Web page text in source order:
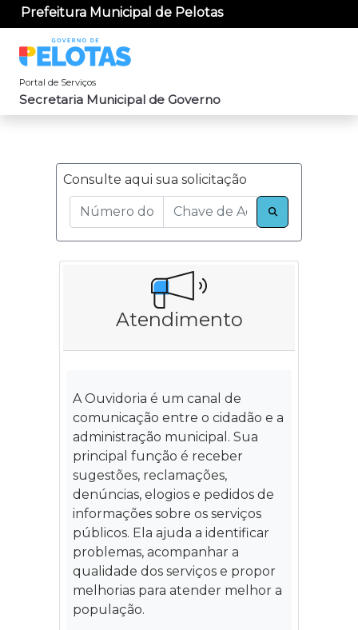
Prefeitura Municipal de Pelotas
Portal de Serviços
Secretaria Municipal de Governo
Consulte aqui sua solicitação
Atendimento
A Ouvidoria é um canal de
comunicação entre o cidadão e a
administração municipal. Sua
principal função é receber
sugestões, reclamações,
denúncias, elogios e pedidos de
informações sobre os serviços
públicos. Ela ajuda a identificar
problemas, acompanhar a
qualidade dos serviços e propor
melhorias para atender melhor a
população.